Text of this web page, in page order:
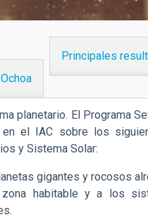
Principales
planetario. El Programa
el IAC sobre los
y Sistema Solar:
gigantes y rocosos
habitable y a los